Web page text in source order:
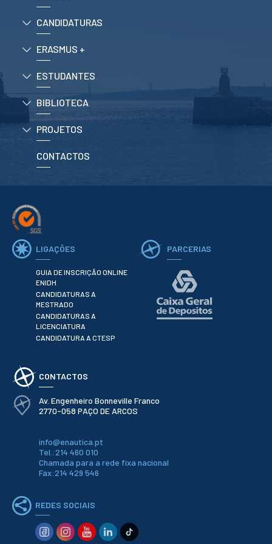
Mestrados
Licenciaturas
Cursos TeSP
Duração
CANDIDATURAS
Mestrados
Licenciaturas
Cursos TeSP
Estudantes
Internacionais
Reingresso
Preparatórios
ERASMUS +
Erasmus
ESTUDANTES
Informação
Académica
Ação Social
Informática
Apoio ao
Estudante
Guia do
Estudante
Concursos
Testemunhos
BIBLIOTECA
Biblioteca
Insights
Utilizadores
CANDIDATURAS
ERASMUS +
ESTUDANTES
BIBLIOTECA
PROJETOS
CONTACTOS
LIGAÇÕES
GUIA DE INSCRIÇÃO ONLINE
ENIDH
CANDIDATURAS A
MESTRADO
CANDIDATURAS A
LICENCIATURA
CANDIDATURA A CTESP
PARCERIAS
CONTACTOS
Av. Engenheiro Bonneville Franco
2770-058 PAÇO DE ARCOS
info@enautica.pt
Tel.:214 460 010
Chamada para a rede fixa nacional
Fax:214 429 546
REDES SOCIAIS